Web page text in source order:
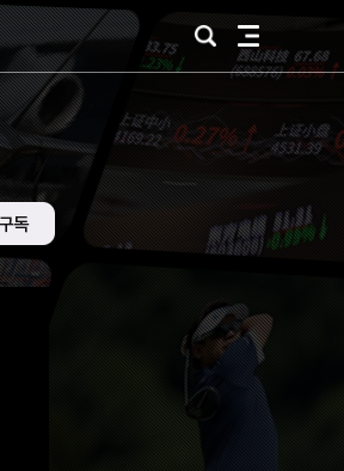
검 전
체
메